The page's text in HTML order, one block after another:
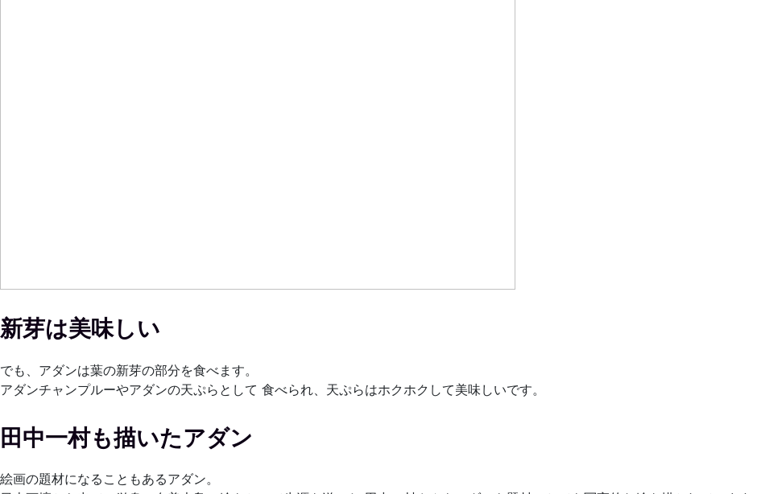
新芽は美味しい
でも、アダンは葉の新芽の部分を食べます。
アダンチャンプルーやアダンの天ぷらとして 食べられ、天ぷらはホクホクして美味しいです。
田中一村も描いたアダン
絵画の題材になることもあるアダン。